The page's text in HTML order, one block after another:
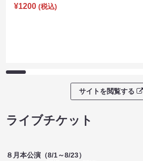
¥1200 (税込)
サイトを閲覧する
ライブチケット
８月本公演（8/1～8/23）